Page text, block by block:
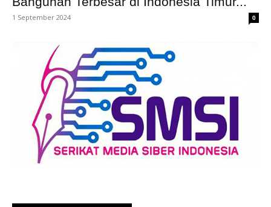
1 September 2024 0